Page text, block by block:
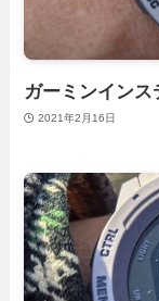
ガーミンイン
2021年2月16日